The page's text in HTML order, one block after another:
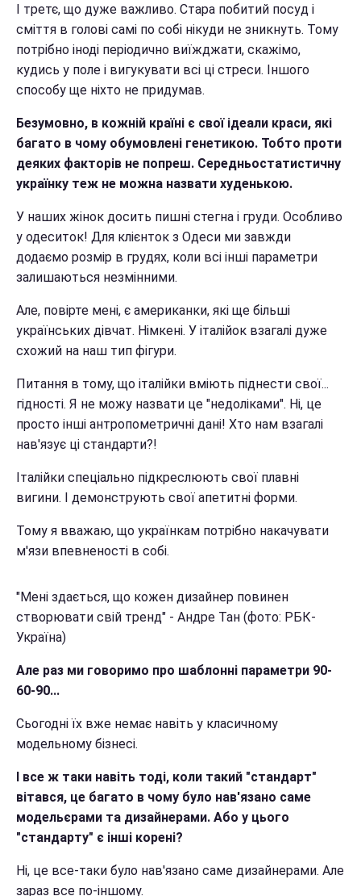
І третє, що дуже важливо. Стара побитий посуд і
сміття в голові самі по собі нікуди не зникнуть. Тому
потрібно іноді періодично виїжджати, скажімо,
кудись у поле і вигукувати всі ці стреси. Іншого
способу ще ніхто не придумав.
Безумовно, в кожній країні є свої ідеали краси, які
багато в чому обумовлені генетикою. Тобто проти
деяких факторів не попреш. Середньостатистичну
українку теж не можна назвати худенькою.
У наших жінок досить пишні стегна і груди. Особливо
у одеситок! Для клієнток з Одеси ми завжди
додаємо розмір в грудях, коли всі інші параметри
залишаються незмінними.
Але, повірте мені, є американки, які ще більші
українських дівчат. Німкені. У італійок взагалі дуже
схожий на наш тип фігури.
Питання в тому, що італійки вміють піднести свої...
гідності. Я не можу назвати це "недоліками". Ні, це
просто інші антропометричні дані! Хто нам взагалі
нав'язує ці стандарти?!
Італійки спеціально підкреслюють свої плавні
вигини. І демонструють свої апетитні форми.
Тому я вважаю, що українкам потрібно накачувати
м'язи впевненості в собі.
"Мені здається, що кожен дизайнер повинен
створювати свій тренд" - Андре Тан (фото: РБК-
Україна)
Але раз ми говоримо про шаблонні параметри 90-
60-90...
Сьогодні їх вже немає навіть у класичному
модельному бізнесі.
І все ж таки навіть тоді, коли такий "стандарт"
вітався, це багато в чому було нав'язано саме
модельєрами та дизайнерами. Або у цього
"стандарту" є інші корені?
Ні, це все-таки було нав'язано саме дизайнерами. Але
зараз все по-іншому.